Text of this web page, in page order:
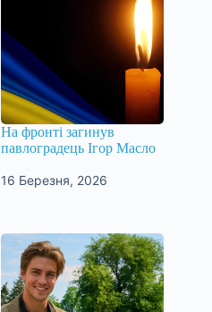
На фронті загинув
павлоградець Ігор Масло
16 Березня, 2026